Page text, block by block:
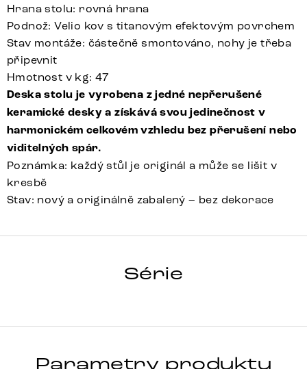
Hrana stolu: rovná hrana
Podnož: Velio kov s titanovým efektovým povrchem
Stav montáže: částečně smontováno, nohy je třeba
připevnit
Hmotnost v kg: 47
Deska stolu je vyrobena z jedné nepřerušené
keramické desky a získává svou jedinečnost v
harmonickém celkovém vzhledu bez přerušení nebo
viditelných spár.
Poznámka: každý stůl je originál a může se lišit v
kresbě
Stav: nový a originálně zabalený – bez dekorace
Série
Parametry produktu